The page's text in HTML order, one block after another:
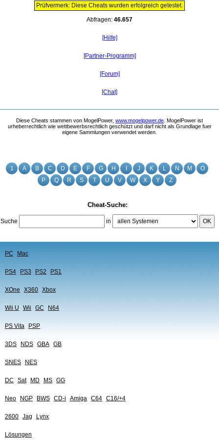
1 A B C D E F G H I J K L N M
O
P
Q R S T U V W X Y Z
Cheat-Suche:
Suche in OK
PC Mac
PS4 PS3 PS2 PS1
XOne X360 Xbox
Wii U Wii GC N64
PS Vita PSP
3DS NDS GBA GB
SNES NES
DC Sat MD MS GG
Neo NGP BWS CD-i Amiga C64 C16/+4
2600 Jag Lynx
Lösungen
Prüfvermerk: Diese Cheats wurden erfolgreich getestet.
Abfragen: 46.657
[Hilfe]
[Partner-Programm]
[Forum]
[Chat]
Diese Cheats stammen von MogelPower, www.mogelpower.de . MogelPower ist
urheberrechtlich wie wettbewerbsrechtlich geschützt und darf nicht als Grundlage fuer
eigene Sammlungen verwendet werden.